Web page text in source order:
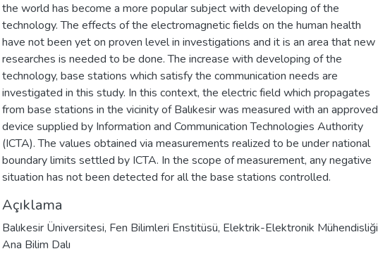
the world has become a more popular subject with developing of the
technology. The effects of the electromagnetic fields on the human health
have not been yet on proven level in investigations and it is an area that new
researches is needed to be done. The increase with developing of the
technology, base stations which satisfy the communication needs are
investigated in this study. In this context, the electric field which propagates
from base stations in the vicinity of Balıkesir was measured with an approved
device supplied by Information and Communication Technologies Authority
(ICTA). The values obtained via measurements realized to be under national
boundary limits settled by ICTA. In the scope of measurement, any negative
situation has not been detected for all the base stations controlled.
Açıklama
Balıkesir Üniversitesi, Fen Bilimleri Enstitüsü, Elektrik-Elektronik Mühendisliği
Ana Bilim Dalı